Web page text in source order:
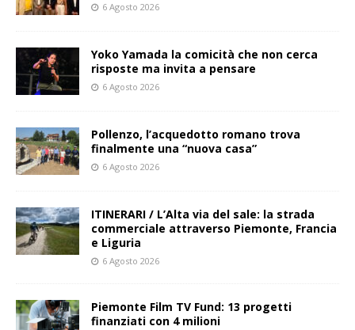
6 Agosto 2026
Yoko Yamada la comicità che non cerca
risposte ma invita a pensare
6 Agosto 2026
Pollenzo, l’acquedotto romano trova
finalmente una “nuova casa”
6 Agosto 2026
ITINERARI / L’Alta via del sale: la strada
commerciale attraverso Piemonte, Francia
e Liguria
6 Agosto 2026
Piemonte Film TV Fund: 13 progetti
finanziati con 4 milioni